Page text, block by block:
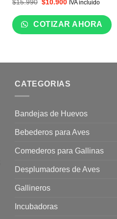
$15.990
original
era:
$15.990.
$10.900
actual
es:
$10.900.
IVA incluido
COTIZAR AHORA
CATEGORIAS
Bandejas de Huevos
Bebederos para Aves
Comederos para Gallinas
Desplumadores de Aves
Gallineros
Incubadoras